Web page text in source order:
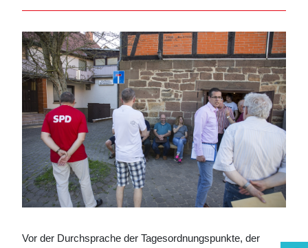
Vor der Durchsprache der Tagesordnungspunkte, der